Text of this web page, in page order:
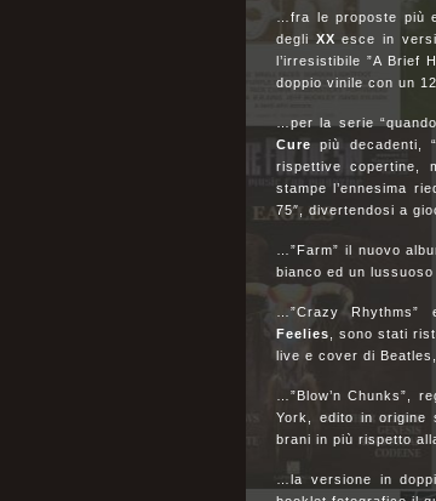
…fra le proposte più
degli XXesce in
l’irresistibile ”A Brief
doppio vinile con un
…per la serie
Cure più decadenti,
rispettive copertine,
stampe l’ennesima
75″, divertendosi a
…”Farm” il nuovo
bianco ed un
…”Crazy
Feelies , sono stati
live e cover di
…”Blow’n Chunks”,
York, edito in origine
brani in più rispetto
…la versione in